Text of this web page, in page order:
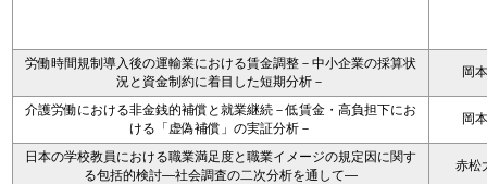
労働時間規制導入後の運輸業における賃金調整－中小企業の採算状
況と資金制約に着目した短期分析－
岡
介護労働における非金銭的補償と就業継続－低賃金・高負担下にお
ける「虚偽補償」の実証分析－
岡
日本の学校教員における職業満足度と職業イメージの規定因に関す
る包括的検討―社会調査の二次分析を通して―
赤松